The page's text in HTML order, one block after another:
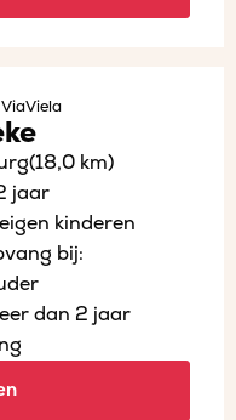
(18,0 km)
jaar
kinderen
bij:
dan 2 jaar